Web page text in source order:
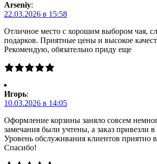
Arseniy:
22.03.2026 в 15:58
Отличное место с хорошим выбором чая,
подарков. Приятные цены и высокое
Рекомендую, обязательно приду еще
Игорь:
10.03.2026 в 14:05
Оформление корзины заняло совсем
замечания были учтены, а заказ привезли
Уровень обслуживания клиентов приятно
Спасибо!